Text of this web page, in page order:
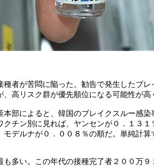
種者が苦悶に陥った。勧告で発生したブ
、高リスク群が優先順位になる可能性が
本部によると、韓国のブレイクスルー感
クチン別に見れば、ヤンセンが０．１３
モデルナが０．００８％の順だ。単純計
も多い。この年代の接種完了者２００万